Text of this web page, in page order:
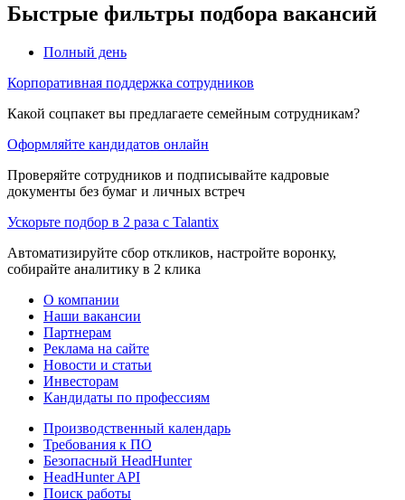
Быстрые фильтры подбора вакансий
Полный день
Корпоративная поддержка сотрудников
Какой соцпакет вы предлагаете семейным сотрудникам?
Оформляйте кандидатов онлайн
Проверяйте сотрудников и подписывайте кадровые
документы без бумаг и личных встреч
Ускорьте подбор в 2 раза с Talantix
Автоматизируйте сбор откликов, настройте воронку,
собирайте аналитику в 2 клика
О компании
Наши вакансии
Партнерам
Реклама на сайте
Новости и статьи
Инвесторам
Кандидаты по профессиям
Производственный календарь
Требования к ПО
Безопасный HeadHunter
HeadHunter API
Поиск работы